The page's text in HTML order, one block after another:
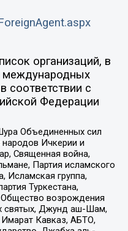
организаций, в
международных
соответствии с
Федерации
Объединенных сил
Ичкерии и
Священная война,
Партия исламского
Исламская группа,
Туркестана,
возрождения
святых, Джунд аш-Шам,
Кавказ, АБТО,